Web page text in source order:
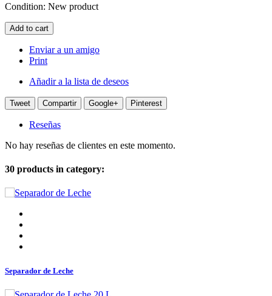
Condition: New product
Add to cart
Enviar a un amigo
Print
Añadir a la lista de deseos
Tweet Compartir Google+ Pinterest
Reseñas
No hay reseñas de clientes en este momento.
30 products in category:
Separador de Leche